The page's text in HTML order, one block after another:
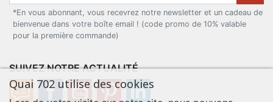
*En vous abonnant, vous recevrez notre newsletter et un cadeau de
bienvenue dans votre boîte email ! (code promo de 10% valable
pour la première commande)
SUIVEZ NOTRE ACTUALITÉ
Quai 702 utilise des cookies